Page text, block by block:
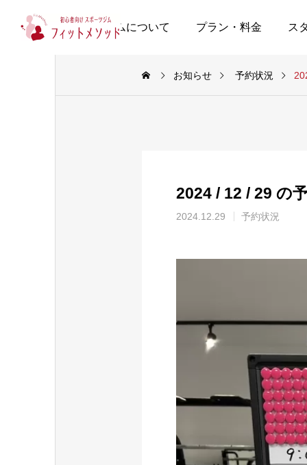
当ジムについて プラン・料金 ス
お知らせ 予約状況
2024 / 12 / 29 の
2024.12.29 予約状況